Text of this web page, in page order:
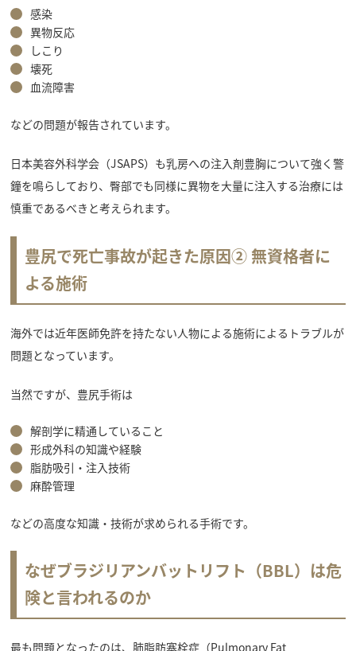
感染
異物反応
しこり
壊死
血流障害
などの問題が報告されています。
日本美容外科学会（JSAPS）も乳房への注入剤豊胸について強く警
鐘を鳴らしており、臀部でも同様に異物を大量に注入する治療には
慎重であるべきと考えられます。
豊尻で死亡事故が起きた原因②無資格者に
よる施術
海外では近年医師免許を持たない人物による施術によるトラブルが
問題となっています。
当然ですが、豊尻手術は
解剖学に精通していること
形成外科の知識や経験
脂肪吸引・注入技術
麻酔管理
などの高度な知識・技術が求められる手術です。
なぜブラジリアンバットリフト（BBL）は危
険と言われるのか
最も問題となったのは、肺脂肪塞栓症（Pulmonary Fat